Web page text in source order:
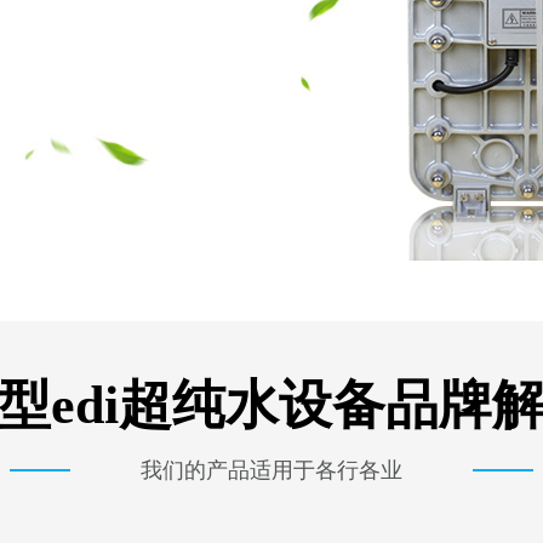
edi超纯水设备品牌
我们的产品适用于各行各业